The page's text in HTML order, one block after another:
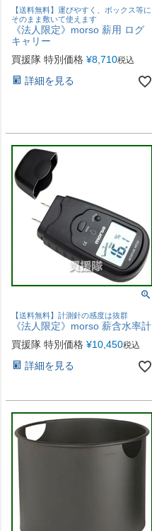
【送料無料】運びやすく、ボックス等に
そのまま敷いて使えます
《法人限定》morso 薪用 ログ
キャリー
買援隊 特別価格 ¥8,710税込
詳細を見る
【送料無料】計測針の感度は抜群
《法人限定》morso 薪含水率計
買援隊 特別価格 ¥10,450税込
詳細を見る